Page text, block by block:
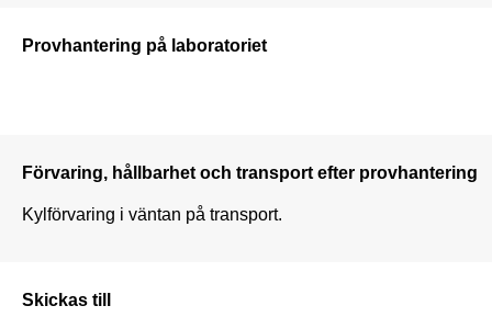
Provhantering på laboratoriet
Förvaring, hållbarhet och transport efter provhantering
Kylförvaring i väntan på transport.
Skickas till